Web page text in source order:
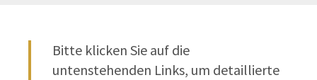
Bitte klicken Sie auf die
untenstehenden Links, um detaillierte